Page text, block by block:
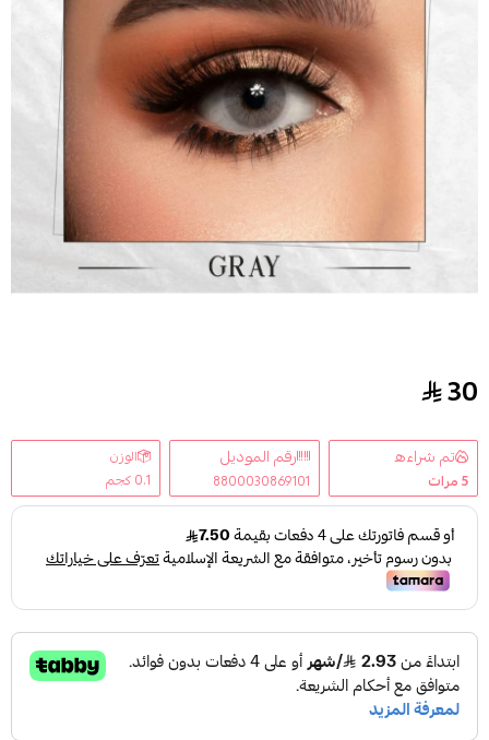
عدسات لومينوس - جراي
30
تم شراءه
5مرات
رقم الموديل
8800030869101
الوزن
0.1 كجم